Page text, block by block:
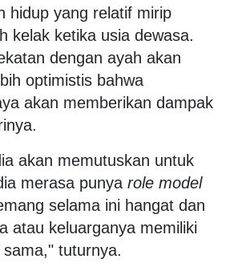
hidup yang relatif mirip
kelak ketika usia dewasa.
dengan ayah akan
optimistis bahwa
akan memberikan dampak
akan memutuskan untuk
merasa punya role model
selama ini hangat dan
atau keluarganya memiliki
tuturnya.